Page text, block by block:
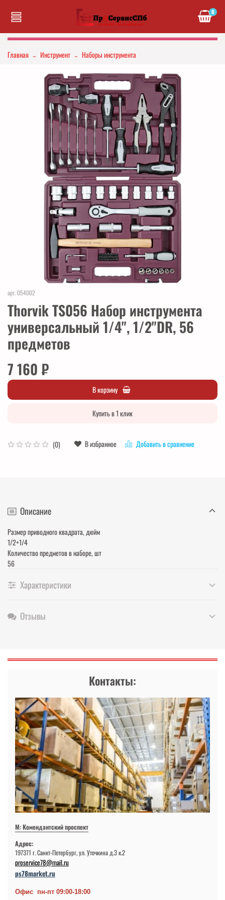
0
Главная Инструмент Наборы инструмента
арт.054002
Thorvik TS056 Набор инструмента
универсальный 1/4", 1/2"DR, 56
предметов
(0) В избранное Добавить в сравнение
7 160 ₽
В корзину
Купить в 1 клик
Описание
Размер приводного квадрата, дюйм
1/2+1/4
Количество предметов в наборе, шт
56
Характеристики
Отзывы
Контакты:
М: Комендантский проспект
Адрес:
197371 г. Санкт-Петербург, ул. Уточкина д.3 к.2
proservice78@mail.ru
ps78market.ru
Офис пн-пт 09:00-18:00